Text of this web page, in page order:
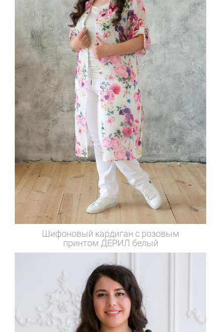
Шифоновый кардиган с розовым
принтом ДЕРИЛ белый